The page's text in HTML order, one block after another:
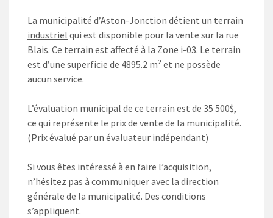
La municipalité d’Aston-Jonction détient un terrain
industriel qui est disponible pour la vente sur la rue
Blais. Ce terrain est affecté à la Zone i-03. Le terrain
est d’une superficie de 4895.2 m² et ne possède
aucun service.
L’évaluation municipal de ce terrain est de 35 500$,
ce qui représente le prix de vente de la municipalité.
(Prix évalué par un évaluateur indépendant)
Si vous êtes intéressé à en faire l’acquisition,
n’hésitez pas à communiquer avec la direction
générale de la municipalité. Des conditions
s’appliquent.